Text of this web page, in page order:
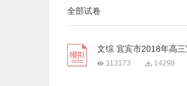
全部试卷
文综 宜宾市2018年高
113173 14298